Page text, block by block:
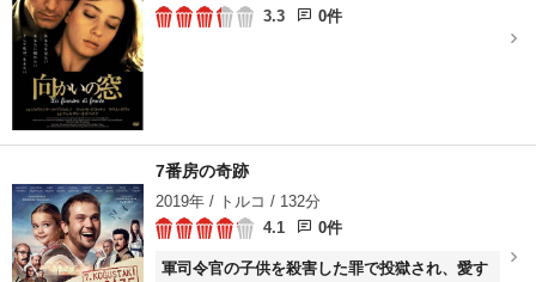
3.3
0件
7番房の奇跡
2019年 / トルコ / 132分
4.1
0件
軍司令官の子供を殺害した罪で投獄され、愛す